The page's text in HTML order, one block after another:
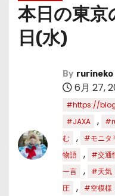
本日の東京
日(水)
By rurineko
6月 27,
#https://
#JAXA ,
む
, #モニタ
物語
, #交通
一言
, #天気
圧
, #空模様